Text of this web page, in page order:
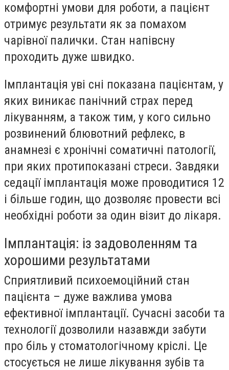
комфортні умови для роботи, а пацієнт
отримує результати як за помахом
чарівної палички. Стан напівсну
проходить дуже швидко.
Імплантація уві сні показана пацієнтам, у
яких виникає панічний страх перед
лікуванням, а також тим, у кого сильно
розвинений блювотний рефлекс, в
анамнезі є хронічні соматичні патології,
при яких протипоказані стреси. Завдяки
седації імплантація може проводитися 12
і більше годин, що дозволяє провести всі
необхідні роботи за один візит до лікаря.
Імплантація: із задоволенням та
хорошими результатами
Сприятливий психоемоційний стан
пацієнта – дуже важлива умова
ефективної імплантації. Сучасні засоби та
технології дозволили назавжди забути
про біль у стоматологічному кріслі. Це
стосується не лише лікування зубів та